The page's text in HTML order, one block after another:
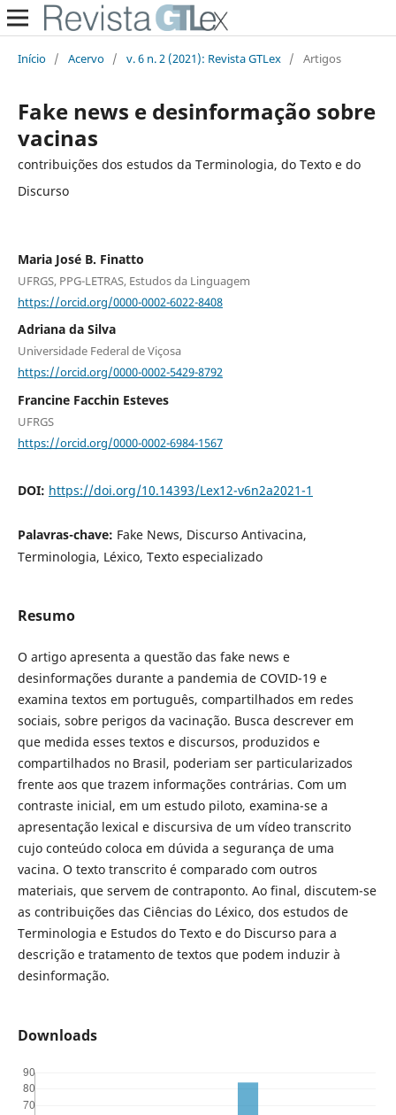
Início / Acervo / v. 6 n. 2 (2021): Revista GTLex / Artigos
Fake news e desinformação sobre
vacinas
contribuições dos estudos da Terminologia, do Texto e do
Discurso
Maria José B. Finatto
UFRGS, PPG-LETRAS, Estudos da Linguagem
https://orcid.org/0000-0002-6022-8408
Adriana da Silva
Universidade Federal de Viçosa
https://orcid.org/0000-0002-5429-8792
Francine Facchin Esteves
UFRGS
https://orcid.org/0000-0002-6984-1567
DOI: https://doi.org/10.14393/Lex12-v6n2a2021-1
Palavras-chave: Fake News, Discurso Antivacina,
Terminologia, Léxico, Texto especializado
Resumo
O artigo apresenta a questão das fake news e
desinformações durante a pandemia de COVID-19 e
examina textos em português, compartilhados em redes
sociais, sobre perigos da vacinação. Busca descrever em
que medida esses textos e discursos, produzidos e
compartilhados no Brasil, poderiam ser particularizados
frente aos que trazem informações contrárias. Com um
contraste inicial, em um estudo piloto, examina-se a
apresentação lexical e discursiva de um vídeo transcrito
cujo conteúdo coloca em dúvida a segurança de uma
vacina. O texto transcrito é comparado com outros
materiais, que servem de contraponto. Ao final, discutem-se
as contribuições das Ciências do Léxico, dos estudos de
Terminologia e Estudos do Texto e do Discurso para a
descrição e tratamento de textos que podem induzir à
desinformação.
Downloads